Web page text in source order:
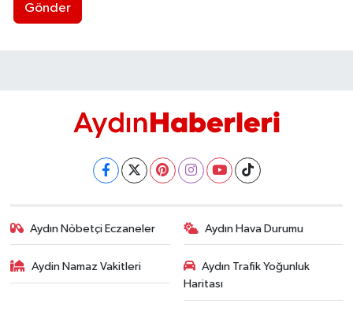
Gönder
Aydın Nöbetçi Eczaneler Aydın Hava Durumu
Aydin Namaz Vakitleri
Aydın Trafik Yoğunluk
Haritası